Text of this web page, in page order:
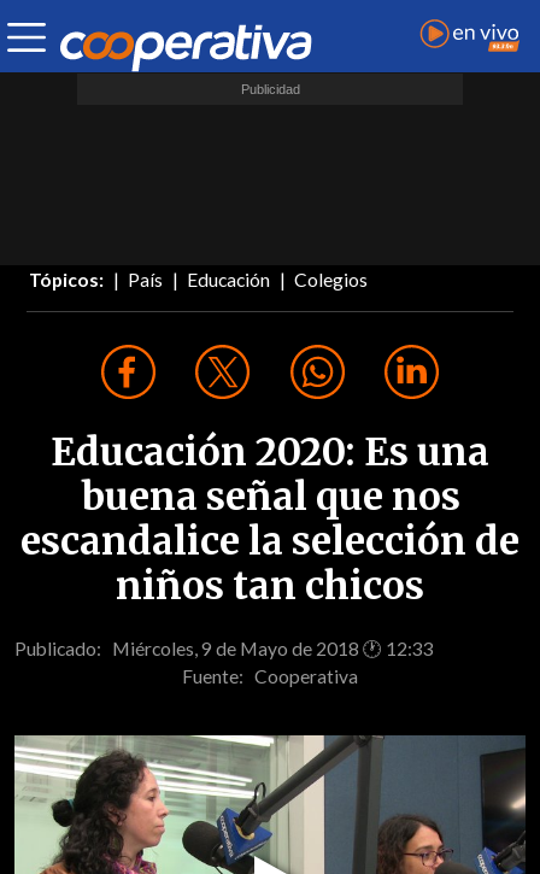
Tópicos: País Educación Colegios
Educación 2020: Es una
buena señal que nos
escandalice la selección de
niños tan chicos
Publicado: Miércoles, 9 de Mayo de 2018 🕐 12:33
Fuente: Cooperativa